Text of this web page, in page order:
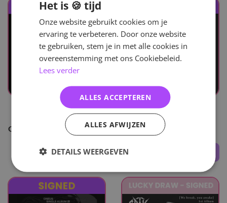
UITVERKOCHT
Xnghan&Xoul
Glow - Photobook - Signed
45,-
UITVERKOCHT
Evvne
Backtalk - Signed
Het is 🍪 tijd
Onze website gebruikt cookies om je
ervaring te verbeteren. Door onze website
te gebruiken, stem je in met alle cookies in
overeenstemming met ons Cookiebeleid.
Lees verder
ALLES ACCEPTEREN
ALLES AFWIJZEN
DETAILS WEERGEVEN